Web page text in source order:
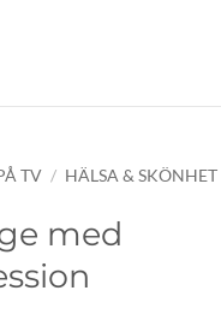
TV / HÄLSA & SKÖNHET
med